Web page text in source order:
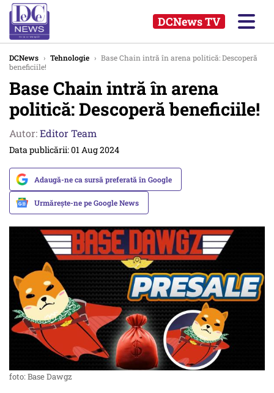
DCNews TV
DCNews › Tehnologie › Base Chain intră în arena politică: Descoperă
beneficiile!
Base Chain intră în arena
politică: Descoperă beneficiile!
Autor:Editor Team
Data publicării: 01 Aug 2024
Adaugă-ne ca sursă preferată în Google
Urmărește-ne pe Google News
foto: Base Dawgz